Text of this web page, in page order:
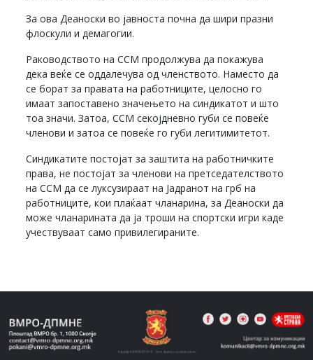
За ова Деаноски во јавноста почна да шири празни
флоскули и демагогии.
Раководството на ССМ продолжува да покажува
дека веќе се оддалечува од членството. Наместо да
се борат за правата на работниците, целосно го
имаат запоставено значењето на синдикатот и што
тоа значи. Затоа, ССМ секојдневно губи се повеќе
членови и затоа се повеќе го губи легитимитетот.
Синдикатите постојат за заштита на работничките
права, не постојат за членови на претседателството
на ССМ да се луксузираат на Јадранот на грб на
работниците, кои плаќаат чланарина, за Деаноски да
може чланарината да ја троши на спортски игри каде
учествуваат само привилегираните.